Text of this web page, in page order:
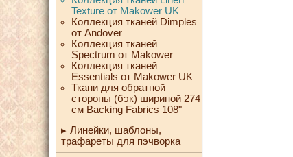
Texture от Makower UK
Коллекция тканей Dimples
от Andover
Коллекция тканей
Spectrum от Makower
Коллекция тканей
Essentials от Makower UK
Ткани для обратной
стороны (бэк) шириной 274
см Backing Fabrics 108"
Линейки, шаблоны,
трафареты для пэчворка